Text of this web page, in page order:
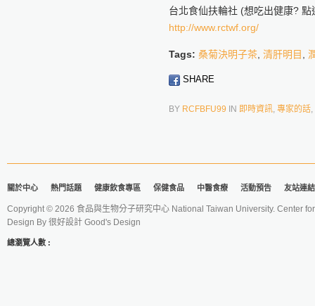
台北食仙扶輪社 (想吃出健康? 點
http://www.rctwf.org/
Tags: 桑菊決明子茶 清肝明目
SHARE
BY RCFBFU99 IN 即時資訊, 專家的話,
關於中心 熱門話題 健康飲食專區 保健食品 中醫食療 活動預告 友站連結
Copyright © 2026 食品與生物分子研究中心 National Taiwan University. Center
Design By 很好設計 Good's Design
總瀏覽人數 :